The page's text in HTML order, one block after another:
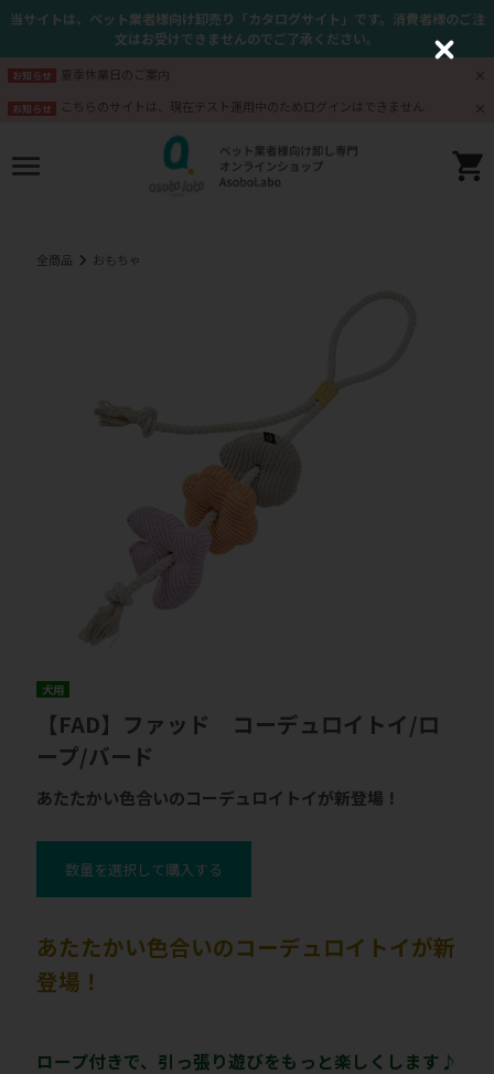
当サイトは、ペット業者様向け卸売り「カタログサイト」です。消費者様のご注
文はお受けできませんのでご了承ください。
お知らせ 夏季休業日のご案内
お知らせ こちらのサイトは、現在テスト運用中のためログインはできません
全商品 おもちゃ
犬用
【FAD】ファッド コーデュロイトイ/ロ
ープ/バード
あたたかい色合いのコーデュロイトイが新登場！
数量を選択して購入する
あたたかい色合いのコーデュロイトイが新
登場！
ロープ付きで、引っ張り遊びをもっと楽しくします♪
C